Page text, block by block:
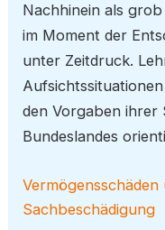
Nachhinein als
im Moment der
unter Zeitdruck.
den Vorgaben ihrer
Bundeslandes
Sachbeschädigung